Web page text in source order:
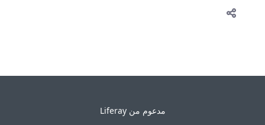
مدعوم منLiferay